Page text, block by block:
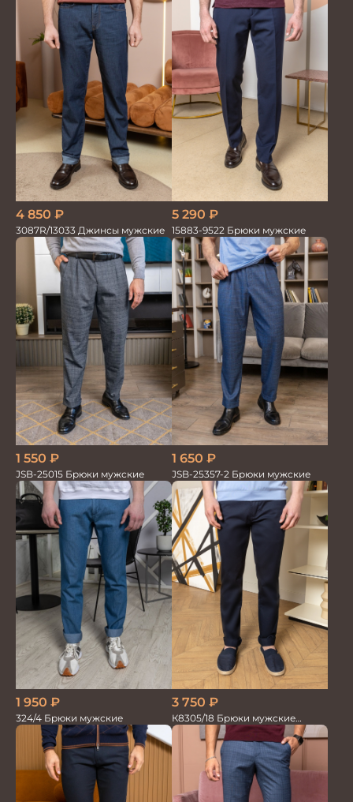
4 850 ₽
3087R/13033 Джинсы мужские
5 290 ₽
15883-9522 Брюки мужские
1 550 ₽
JSB-25015 Брюки мужские
1 650 ₽
JSB-25357-2 Брюки мужские
1 950 ₽
324/4 Брюки мужские
3 750 ₽
К8305/18 Брюки мужские
т.синие